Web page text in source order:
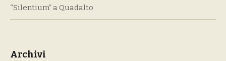
“Silentium” a Quadalto
Archivi